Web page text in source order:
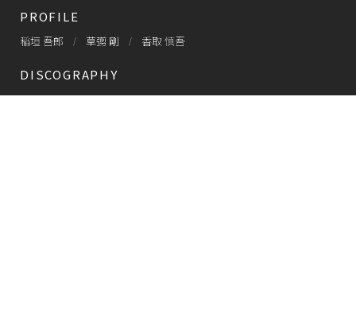
PROFILE
稲垣 吾郎 草彅 剛 香取 慎吾
DISCOGRAPHY